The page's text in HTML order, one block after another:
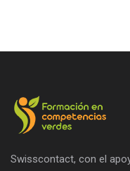
Swisscontact, con el